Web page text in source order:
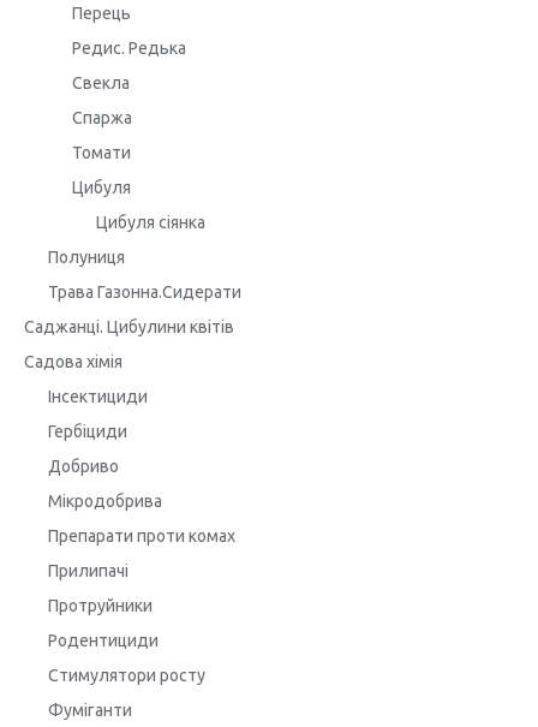
Перець
Редис. Редька
Свекла
Спаржа
Томати
Цибуля
Цибуля сіянка
Полуниця
Трава Газонна.Сидерати
Саджанці. Цибулини квітів
Садова хімія
Інсектициди
Гербіциди
Добриво
Мікродобрива
Препарати проти комах
Прилипачі
Протруйники
Родентициди
Стимулятори росту
Фуміганти